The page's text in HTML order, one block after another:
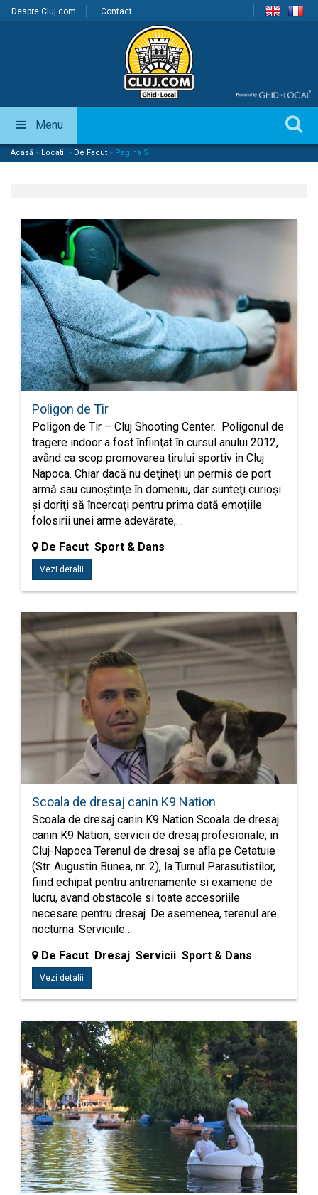
Despre Cluj.com Contact
Menu
Acasă » Locatii » De Facut » Pagina 5
Poligon de Tir
Poligon de Tir – Cluj Shooting Center. Poligonul de
tragere indoor a fost înfiinţat în cursul anului 2012,
având ca scop promovarea tirului sportiv in Cluj
Napoca. Chiar dacă nu deţineţi un permis de port
armă sau cunoştinţe în domeniu, dar sunteţi curioşi
şi doriţi să încercaţi pentru prima dată emoţiile
folosirii unei arme adevărate,…
De Facut Sport & Dans
Vezi detalii
Scoala de dresaj canin K9 Nation
Scoala de dresaj canin K9 Nation Scoala de dresaj
canin K9 Nation, servicii de dresaj profesionale, in
Cluj-Napoca Terenul de dresaj se afla pe Cetatuie
(Str. Augustin Bunea, nr. 2), la Turnul Parasutistilor,
fiind echipat pentru antrenamente si examene de
lucru, avand obstacole si toate accesoriile
necesare pentru dresaj. De asemenea, terenul are
nocturna. Serviciile…
De Facut Dresaj Servicii Sport & Dans
Vezi detalii